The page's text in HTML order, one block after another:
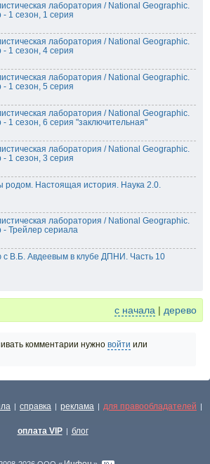
лаборатория / National Geographic.
- 1 сезон, 1 серия
лаборатория / National Geographic.
- 1 сезон, 4 серия
лаборатория / National Geographic.
- 1 сезон, 5 серия
лаборатория / National Geographic.
- 1 сезон, 6 серия "заключительная"
лаборатория / National Geographic.
- 1 сезон, 3 серия
родом. Настоящая история. Наука 2.0.
лаборатория / National Geographic.
- Трейлер сериала
с В.Б. Авдеевым в клубе ДПНИ. Часть 10
с начала | дерево
комментарии нужно войти или
| справка | реклама | для правообладателей |
оплата VIP | блог